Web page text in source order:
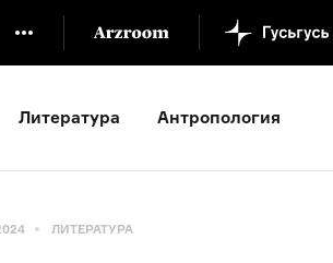
от «гой еси» до «лол кек»
Что
Литература Антропология
ЛИТЕРАТУРА